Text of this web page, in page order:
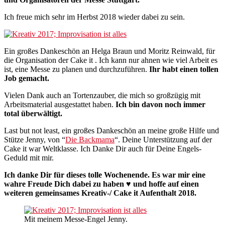
Ich freue mich sehr im Herbst 2018 wieder dabei zu sein.
Ein großes Dankeschön an Helga Braun und Moritz Reinwald, für
die Organisation der Cake it . Ich kann nur ahnen wie viel Arbeit es
ist, eine Messe zu planen und durchzuführen. Ihr habt einen tollen
Job gemacht.
Vielen Dank auch an Tortenzauber, die mich so großzügig mit
Arbeitsmaterial ausgestattet haben. Ich bin davon noch immer
total überwältigt.
Last but not least, ein großes Dankeschön an meine große Hilfe und
Stütze Jenny, von “Die Backmama“. Deine Unterstützung auf der
Cake it war Weltklasse. Ich Danke Dir auch für Deine Engels-
Geduld mit mir.
Ich danke Dir für dieses tolle Wochenende. Es war mir eine
wahre Freude Dich dabei zu haben ♥ und hoffe auf einen
weiteren gemeinsames Kreativ-/ Cake it Aufenthalt 2018.
Mit meinem Messe-Engel Jenny.